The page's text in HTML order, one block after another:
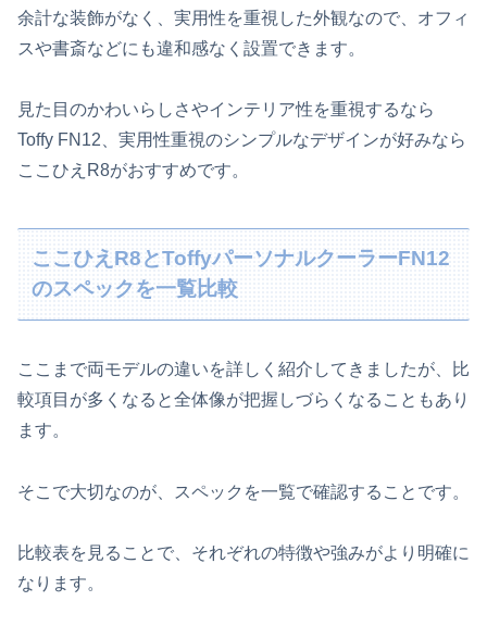
余計な装飾がなく、実用性を重視した外観なので、オフィ
スや書斎などにも違和感なく設置できます。
見た目のかわいらしさやインテリア性を重視するなら
Toffy FN12、実用性重視のシンプルなデザインが好みなら
ここひえR8がおすすめです。
ここひえR8とToffyパーソナルクーラーFN12
のスペックを一覧比較
ここまで両モデルの違いを詳しく紹介してきましたが、比
較項目が多くなると全体像が把握しづらくなることもあり
ます。
そこで大切なのが、スペックを一覧で確認することです。
比較表を見ることで、それぞれの特徴や強みがより明確に
なります。